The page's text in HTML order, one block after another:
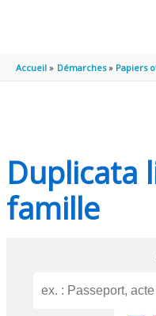
Accueil Démarches Papiers
Duplicata
famille